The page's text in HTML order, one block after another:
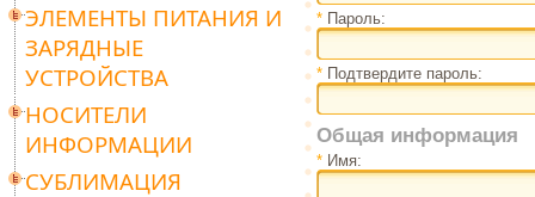
ЭЛЕМЕНТЫ ПИТАНИЯ И
ЗАРЯДНЫЕ
УСТРОЙСТВА
НОСИТЕЛИ
ИНФОРМАЦИИ
СУБЛИМАЦИЯ
* Пароль:
* Подтвердите пароль:
Общая информация
* Имя: